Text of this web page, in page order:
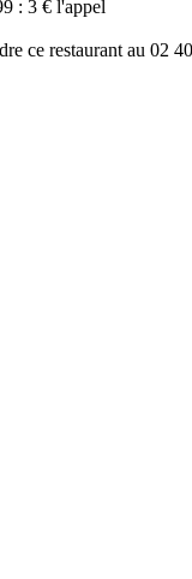
: 3 € l'appel
ce restaurant au 02